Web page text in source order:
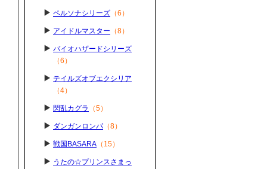
ペルソナシリーズ （6）
アイドルマスター （8）
バイオハザードシリーズ
（6）
テイルズオブエクシリア
（4）
閃乱カグラ （5）
ダンガンロンパ（8）
戦国BASARA （15）
うたの☆プリンスさまっ